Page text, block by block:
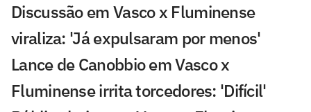
Discussão em Vasco x Fluminense
viraliza: 'Já expulsaram por menos'
Lance de Canobbio em Vasco x
Fluminense irrita torcedores: 'Difícil'